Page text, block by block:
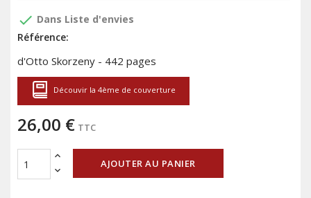
done Dans Liste d'envies
Référence:
d'Otto Skorzeny - 442 pages
Découvir la 4ème de couverture
26,00 € TTC
AJOUTER AU PANIER